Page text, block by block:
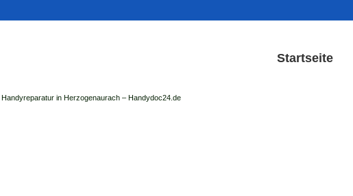
Startseite
Handyreparatur in Herzogenaurach – Handydoc24.de